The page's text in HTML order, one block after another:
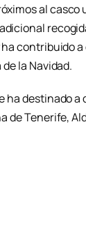
al
contribuido
la Navidad.
ha destinado
de Tenerife,